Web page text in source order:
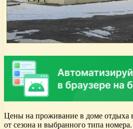
Цены на проживание в доме отдыха
от сезона и выбранного типа